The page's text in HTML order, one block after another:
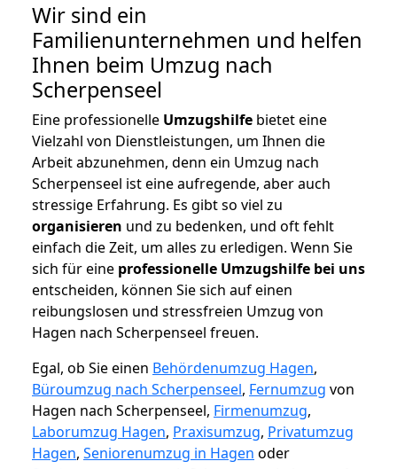
Wir sind ein
Familienunternehmen und helfen
Ihnen beim Umzug nach
Scherpenseel
Eine professionelle Umzugshilfe bietet eine
Vielzahl von Dienstleistungen, um Ihnen die
Arbeit abzunehmen, denn ein Umzug nach
Scherpenseel ist eine aufregende, aber auch
stressige Erfahrung. Es gibt so viel zu
organisieren und zu bedenken, und oft fehlt
einfach die Zeit, um alles zu erledigen. Wenn Sie
sich für eine professionelle Umzugshilfe bei uns
entscheiden, können Sie sich auf einen
reibungslosen und stressfreien Umzug von
Hagen nach Scherpenseel freuen.
Egal, ob Sie einen Behördenumzug Hagen,
Büroumzug nach Scherpenseel, Fernumzug von
Hagen nach Scherpenseel, Firmenumzug,
Laborumzug Hagen, Praxisumzug, Privatumzug
Hagen, Seniorenumzug in Hagen oder